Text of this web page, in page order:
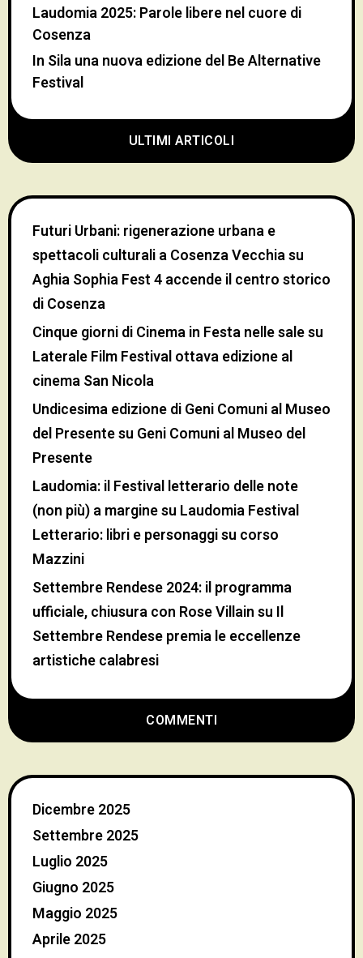
ULTIMI ARTICOLI
Laudomia 2025: Parole libere nel cuore di
Cosenza
In Sila una nuova edizione del Be Alternative
Festival
COMMENTI
Futuri Urbani: rigenerazione urbana e
spettacoli culturali a Cosenza Vecchiasu
Aghia Sophia Fest 4 accende il centro storico
di Cosenza
Cinque giorni di Cinema in Festa nelle salesu
Laterale Film Festival ottava edizione al
cinema San Nicola
Undicesima edizione di Geni Comuni al Museo
del Presentesu Geni Comuni al Museo del
Presente
Laudomia: il Festival letterario delle note
(non più) a marginesu Laudomia Festival
Letterario: libri e personaggi su corso
Mazzini
Settembre Rendese 2024: il programma
ufficiale, chiusura con Rose Villainsu Il
Settembre Rendese premia le eccellenze
artistiche calabresi
Dicembre 2025
Settembre 2025
Luglio 2025
Giugno 2025
Maggio 2025
Aprile 2025